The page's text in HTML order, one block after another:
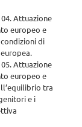
Attuazione
europeo e
di
Attuazione
europeo e
tra
e i